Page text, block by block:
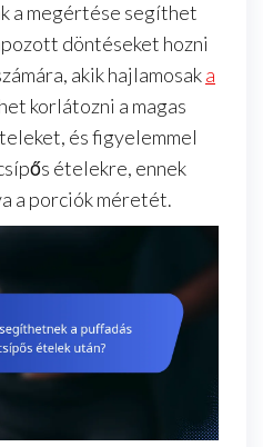
a megértése segíthet
döntéseket hozni
akik hajlamosaka
korlátozni a magas
és figyelemmel
ételekre, ennek
a porciók méretét.